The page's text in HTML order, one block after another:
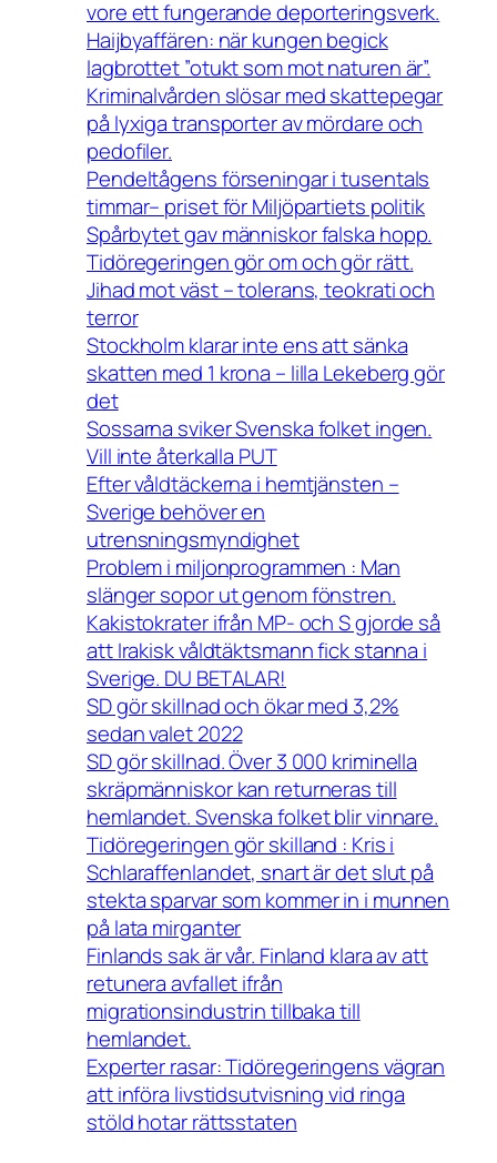
vore ett fungerande deporteringsverk.
Haijbyaffären: när kungen begick
lagbrottet ”otukt som mot naturen är”.
Kriminalvården slösar med skattepegar
på lyxiga transporter av mördare och
pedofiler.
Pendeltågens förseningar i tusentals
timmar– priset för Miljöpartiets politik
Spårbytet gav människor falska hopp.
Tidöregeringen gör om och gör rätt.
Jihad mot väst – tolerans, teokrati och
terror
Stockholm klarar inte ens att sänka
skatten med 1 krona – lilla Lekeberg gör
det
Sossarna sviker Svenska folket ingen.
Vill inte återkalla PUT
Efter våldtäckerna i hemtjänsten –
Sverige behöver en
utrensningsmyndighet
Problem i miljonprogrammen : Man
slänger sopor ut genom fönstren.
Kakistokrater ifrån MP- och S gjorde så
att Irakisk våldtäktsmann fick stanna i
Sverige. DU BETALAR!
SD gör skillnad och ökar med 3,2%
sedan valet 2022
SD gör skillnad. Över 3 000 kriminella
skräpmänniskor kan returneras till
hemlandet. Svenska folket blir vinnare.
Tidöregeringen gör skilland : Kris i
Schlaraffenlandet, snart är det slut på
stekta sparvar som kommer in i munnen
på lata mirganter
Finlands sak är vår. Finland klara av att
retunera avfallet ifrån
migrationsindustrin tillbaka till
hemlandet.
Experter rasar: Tidöregeringens vägran
att införa livstidsutvisning vid ringa
stöld hotar rättsstaten